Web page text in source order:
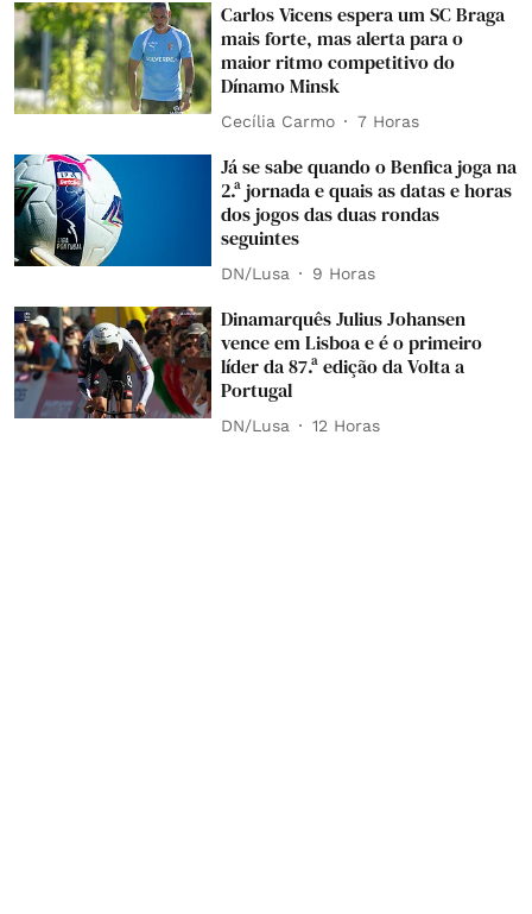
Carlos Vicens espera um SC Braga
mais forte, mas alerta para o
maior ritmo competitivo do
Dínamo Minsk
Cecília Carmo 7 Horas
Já se sabe quando o Benfica joga na
2.ª jornada e quais as datas e horas
dos jogos das duas rondas
seguintes
DN/Lusa 9 Horas
Dinamarquês Julius Johansen
vence em Lisboa e é o primeiro
líder da 87.ª edição da Volta a
Portugal
DN/Lusa 12 Horas